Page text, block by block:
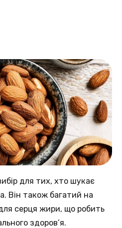
для тих, хто шукає
Він також багатий на
серця жири, що робить
здоров’я.